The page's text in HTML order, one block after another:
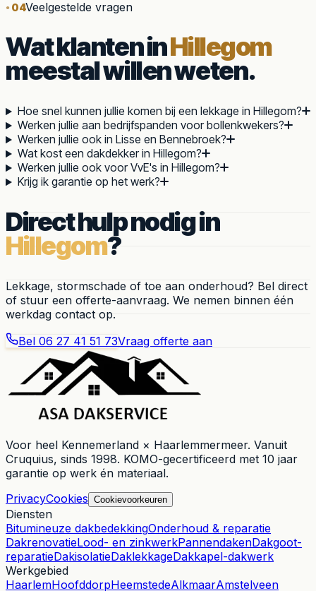
04Veelgestelde vragen
Wat klanten inHillegom
meestal willen weten.
Hoe snel kunnen jullie komen bij een lekkage in Hillegom?
Werken jullie aan bedrijfspanden voor bollenkwekers?
Werken jullie ook in Lisse en Bennebroek?
Wat kost een dakdekker in Hillegom?
Werken jullie ook voor VvE's in Hillegom?
Krijg ik garantie op het werk?
Direct hulp nodig in
Hillegom?
Lekkage, stormschade of toe aan onderhoud? Bel direct
of stuur een offerte-aanvraag. We nemen binnen één
werkdag contact op.
Bel 06 27 41 51 73Vraag offerte aan
Voor heel Kennemerland × Haarlemmermeer. Vanuit
Cruquius, sinds 1998. KOMO-gecertificeerd met 10 jaar
garantie op werk én materiaal.
PrivacyCookies Cookievoorkeuren
Diensten
Bitumineuze dakbedekkingOnderhoud & reparatie
DakrenovatieLood- en zinkwerkPannendakenDakgoot-
reparatieDakisolatieDaklekkageDakkapel-dakwerk
Werkgebied
HaarlemHoofddorpHeemstedeAlkmaarAmstelveen